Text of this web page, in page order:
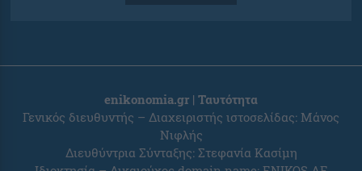
enikonomia.gr | Ταυτότητα
Γενικός διευθυντής – Διαχειριστής ιστοσελίδας: Μάνος
Νιφλής
Διευθύντρια Σύνταξης: Στεφανία Κασίμη